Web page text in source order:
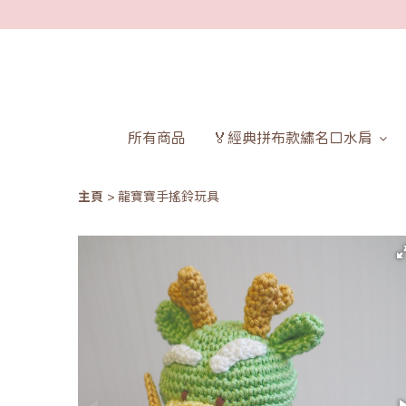
所有商品 🏅經典拼布款繡名口水肩
主頁 龍寶寶手搖鈴玩具